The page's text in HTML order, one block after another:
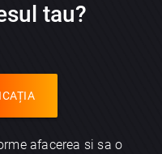
tau?
afacerea si sa o